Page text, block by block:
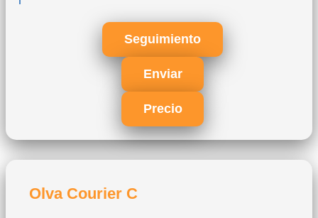
Seguimiento
Enviar
Precio
Olva Courier C